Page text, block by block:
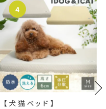
【 犬 マット 】IDOG&ICAT